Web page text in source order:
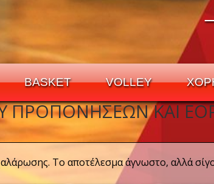
BASKET VOLLEY
ΠΡΟΠΟΝΉΣΕΩΝ ΚΑΙ
Το αποτέλεσμα άγνωστο, αλλά